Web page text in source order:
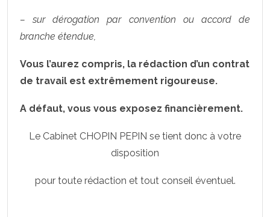
– sur dérogation par convention ou accord de
branche étendue,
Vous l’aurez compris, la rédaction d’un contrat
de travail est extrêmement rigoureuse.
A défaut, vous vous exposez financièrement.
Le Cabinet CHOPIN PEPIN se tient donc à votre
disposition
pour toute rédaction et tout conseil éventuel.